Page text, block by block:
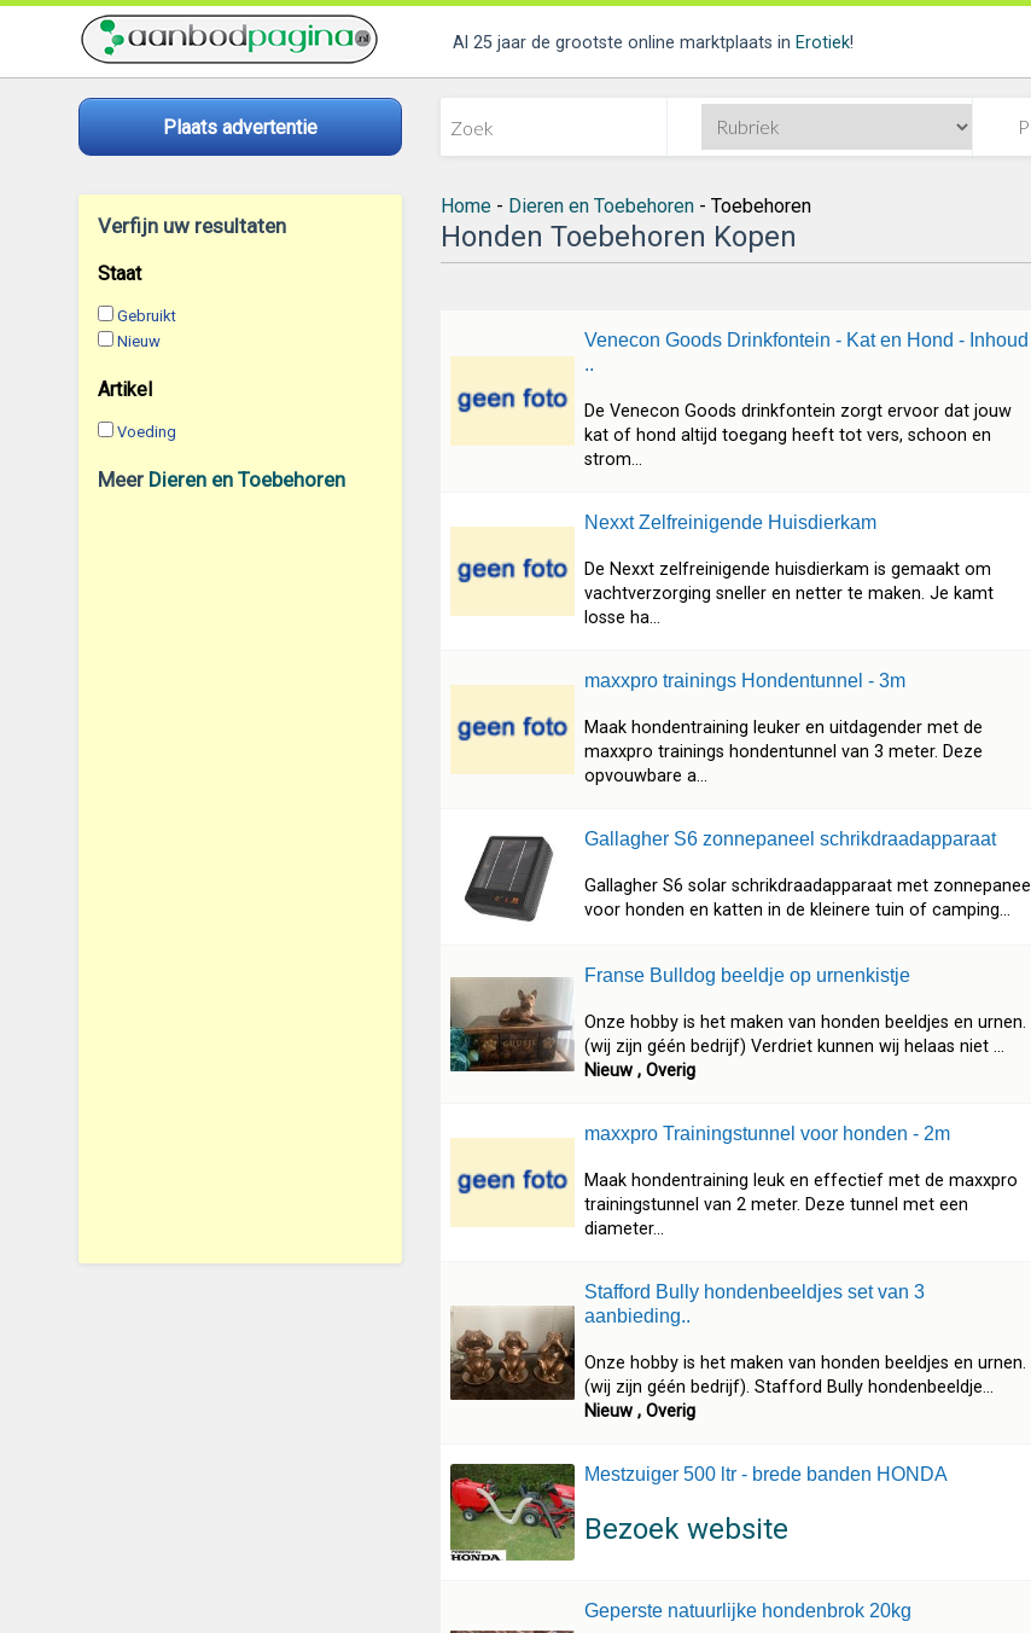
Al 25 jaar de grootste online marktplaats in Erotiek!
Plaats advertentie
Verfijn uw resultaten
Staat
Gebruikt
Nieuw
Artikel
Voeding
Meer Dieren en Toebehoren
Home- Dieren en Toebehoren- Toebehoren
Honden Toebehoren Kopen
Venecon Goods Drinkfontein - Kat en Hond - Inhoud
..
De Venecon Goods drinkfontein zorgt ervoor dat jouw
kat of hond altijd toegang heeft tot vers, schoon en
strom...
Nexxt Zelfreinigende Huisdierkam
De Nexxt zelfreinigende huisdierkam is gemaakt om
vachtverzorging sneller en netter te maken. Je kamt
losse ha...
maxxpro trainings Hondentunnel - 3m
Maak hondentraining leuker en uitdagender met de
maxxpro trainings hondentunnel van 3 meter. Deze
opvouwbare a...
Gallagher S6 zonnepaneel schrikdraadapparaat
Gallagher S6 solar schrikdraadapparaat met zonnepaneel
voor honden en katten in de kleinere tuin of camping...
Franse Bulldog beeldje op urnenkistje
Onze hobby is het maken van honden beeldjes en urnen.
(wij zijn géén bedrijf) Verdriet kunnen wij helaas niet ...
Nieuw , Overig
maxxpro Trainingstunnel voor honden - 2m
Maak hondentraining leuk en effectief met de maxxpro
trainingstunnel van 2 meter. Deze tunnel met een
diameter...
Stafford Bully hondenbeeldjes set van 3
aanbieding..
Onze hobby is het maken van honden beeldjes en urnen.
(wij zijn géén bedrijf). Stafford Bully hondenbeeldje...
Nieuw , Overig
Mestzuiger 500 ltr - brede banden HONDA
Bezoek website
Geperste natuurlijke hondenbrok 20kg